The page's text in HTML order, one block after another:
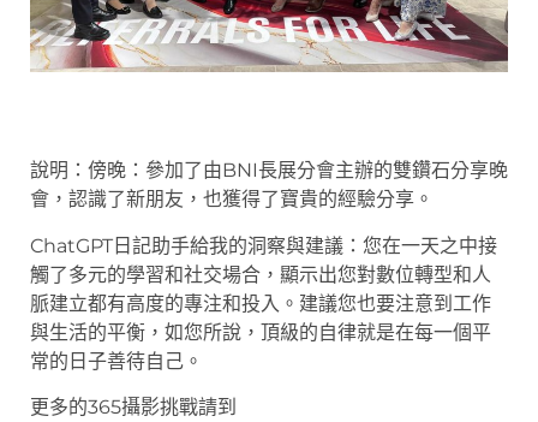
說明：傍晚：參加了由BNI長展分會主辦的雙鑽石分享晚
會，認識了新朋友，也獲得了寶貴的經驗分享。
ChatGPT日記助手給我的洞察與建議：您在一天之中接
觸了多元的學習和社交場合，顯示出您對數位轉型和人
脈建立都有高度的專注和投入。建議您也要注意到工作
與生活的平衡，如您所說，頂級的自律就是在每一個平
常的日子善待自己。
更多的365攝影挑戰請到